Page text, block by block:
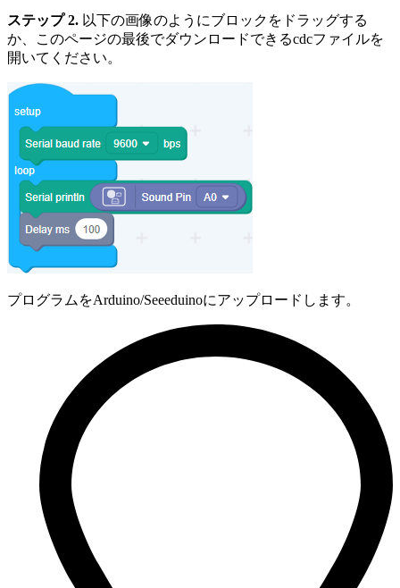
ステップ 2. 以下の画像のようにブロックをドラッグする
か、このページの最後でダウンロードできるcdcファイルを
開いてください。
プログラムをArduino/Seeeduinoにアップロードします。